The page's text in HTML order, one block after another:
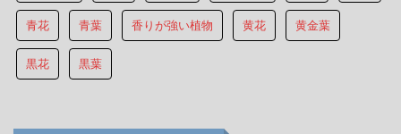
青花 青葉 香りが強い植物 黄花 黄金葉
黒花 黒葉